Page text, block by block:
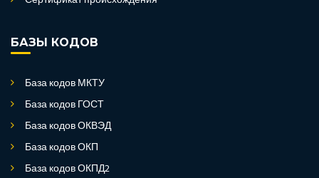
БАЗЫ КОДОВ
База кодов МКТУ
База кодов ГОСТ
База кодов ОКВЭД
База кодов ОКП
База кодов ОКПД2